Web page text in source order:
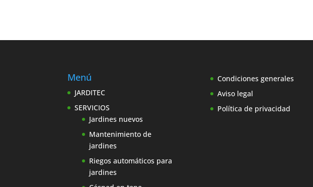
Menú
JARDITEC
SERVICIOS
Jardines nuevos
Mantenimiento de
jardines
Riegos automáticos para
jardines
Condiciones generales
Aviso legal
Política de privacidad